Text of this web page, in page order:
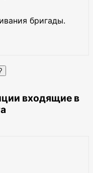
бригады.
входящие в